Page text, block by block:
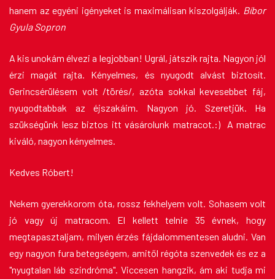
hanem az egyéni igényeket is maximálisan kiszolgálják. Bíbor
Gyula Sopron
A kis unokám élvezi a legjobban! Ugrál, játszik rajta. Nagyon jól
érzi magát rajta. Kényelmes, és nyugodt alvást biztosít.
Gerincsérülésem volt /törés/, azóta sokkal kevesebbet fáj,
nyugodtabbak az éjszakáim. Nagyon jó. Szeretjük. Ha
szükségünk lesz biztos itt vásárolunk matracot.:) A matrac
kiváló, nagyon kényelmes.
Kedves Róbert!
Nekem gyerekkorom óta, rossz fekhelyem volt. Sohasem volt
jó vagy új matracom. El kellett telnie 35 évnek, hogy
megtapasztaljam, milyen érzés fájdalommentesen aludni. Van
egy nagyon fura betegségem, amitől régóta szenvedek és ez a
"nyugtalan láb szindróma". Viccesen hangzik, ám aki tudja mi